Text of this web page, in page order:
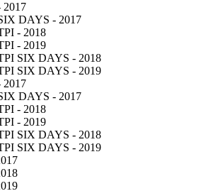
DAYS - 2017
- 2018
- 2019
SIX DAYS - 2018
SIX DAYS - 2019
DAYS - 2017
- 2018
- 2019
SIX DAYS - 2018
SIX DAYS - 2019